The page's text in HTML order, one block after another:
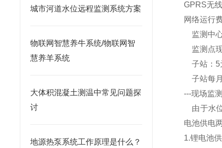
城市河道水位远程监测系统方案
物联网智慧养牛系统/物联网智
慧养羊系统
大体积混凝土测温中常见问题探
讨
地源热泵系统工作原理是什么？
GPRS无
网络运行
监测中
监测点
子站： 5
子站每
---现场监
由于水
电池供电
1.锂电池